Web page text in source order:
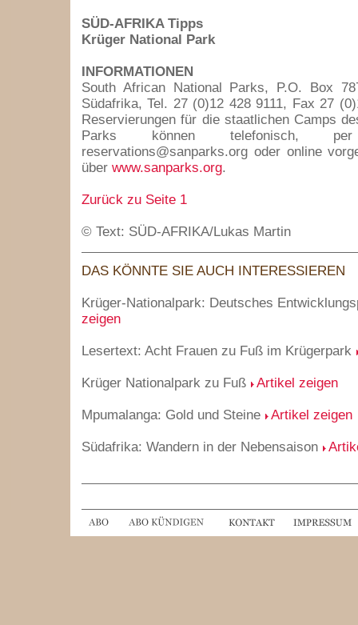
SÜD-AFRIKA Tipps
Krüger National Park
INFORMATIONEN
South African National Parks, P.O. Box
Südafrika, Tel. 27 (0)12 428 9111, Fax 27
Reservierungen für die staatlichen Camps
Parks können telefonisch,
reservations@sanparks.org oder online
über www.sanparks.org.
Zurück zu Seite 1
© Text: SÜD-AFRIKA/Lukas Martin
DAS KÖNNTE SIE AUCH INTERESSIEREN
Krüger-Nationalpark: Deutsches
zeigen
Lesertext: Acht Frauen zu Fuß im Krügerpark
Krüger Nationalpark zu Fuß Artikel zeigen
Mpumalanga: Gold und Steine Artikel zeigen
Südafrika: Wandern in der Nebensaison